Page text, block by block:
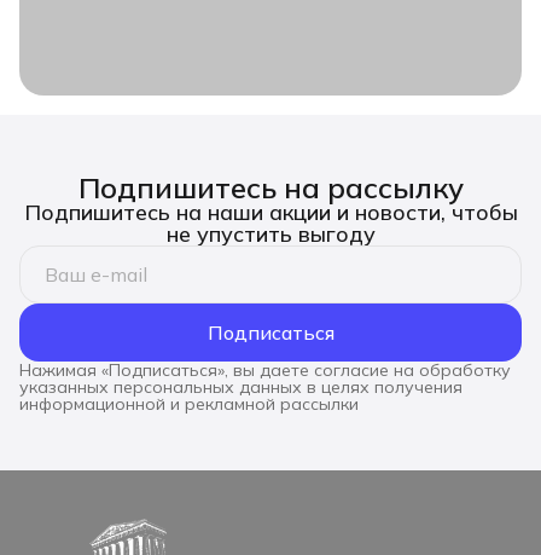
Подпишитесь на рассылку
Подпишитесь на наши акции и новости, чтобы
не упустить выгоду
Подписаться
Нажимая «Подписаться», вы даете согласие на обработку
указанных персональных данных в целях получения
информационной и рекламной рассылки